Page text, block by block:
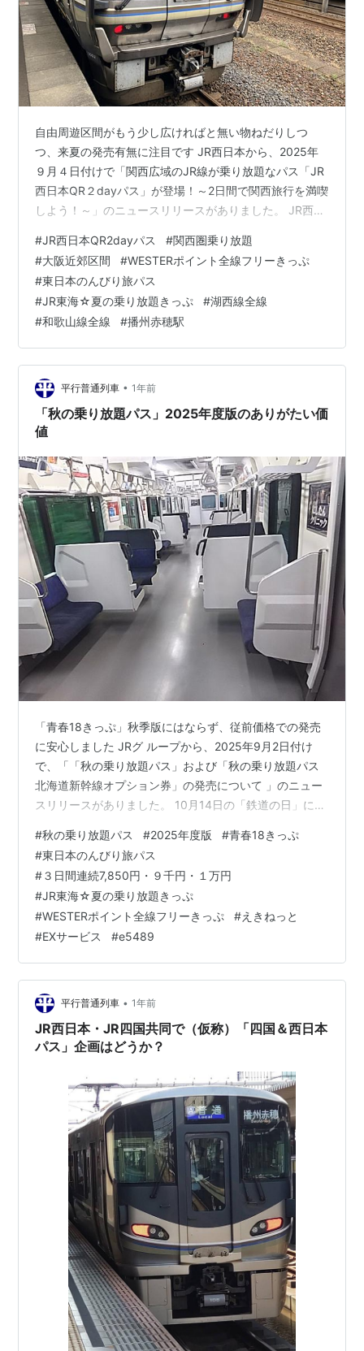
自由周遊区間がもう少し広ければと無い物ねだりしつ
つ、来夏の発売有無に注目です JR西日本から、2025年
９月４日付けで「関西広域のJR線が乗り放題なパス「JR
西日本QR２dayパス」が登場！～2日間で関西旅行を満喫
しよう！～」のニュースリリースがありました。 JR西日
2026年３月30日までの利用期間で連続２日間有効、大人
4,000円・小児2,000円でクレジットカード払いです。
「KANSAI MaaS」のアプリまたはWEBでの発売で、チケ
ット画面からQRコードの乗車券を表示させ、QRコード
対応の改札機にかざしての乗降です。 自由周遊区間…
#JR西日本QR2dayパス #関西圏乗り放題
#大阪近郊区間 #WESTERポイント全線フリーきっぷ
#東日本のんびり旅パス
#JR東海☆夏の乗り放題きっぷ #湖西線全線
#和歌山線全線 #播州赤穂駅
平行普通列車 • 1年前
「秋の乗り放題パス」2025年度版のありがたい価
値
「青春18きっぷ」秋季版にはならず、従前価格での発売
に安心しました JRグ ループから、2025年9月2日付け
で、「「秋の乗り放題パス」および「秋の乗り放題パス
北海道新幹線オプション券」の発売について 」のニュー
スリリースがありました。 10月14日の「鉄道の日」に合
日～10月19日の期間内に３日間連続乗車切符として発売
されるものです。 価格はこれまでと同様、おとな7,850
円 こども 3,920円で継続されました。 2025年度版「秋
の乗り放題パス」の発売内容を歓迎します 今回の「秋の
乗り放題パス」発売にあたり、以下の点を評価します。
…
#秋の乗り放題パス #2025年度版 #青春18きっぷ
#東日本のんびり旅パス
#３日間連続7,850円・９千円・１万円
#JR東海☆夏の乗り放題きっぷ
#WESTERポイント全線フリーきっぷ #えきねっと
#EXサービス #e5489
平行普通列車 • 1年前
JR西日本・JR四国共同で（仮称）「四国＆西日本
パス」企画はどうか？